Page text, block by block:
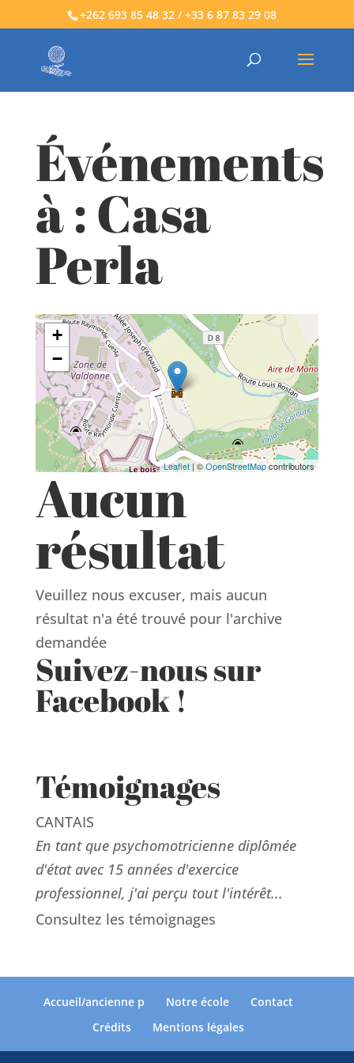
+262 693 85 48 32 / +33 6 87 83 29 08
Événements
à :Casa
Perla
+
−
Leaflet | ©OpenStreetMapcontributors
Aucun
résultat
Veuillez nous excuser, mais aucun
résultat n'a été trouvé pour l'archive
demandée
Suivez-nous sur
Facebook !
Témoignages
CANTAIS
En tant que psychomotricienne diplômée
d'état avec 15 années d'exercice
professionnel, j'ai perçu tout l'intérêt...
Consultez les témoignages
Accueil/ancienne p Notre école
Contact
Crédits
Mentions légales